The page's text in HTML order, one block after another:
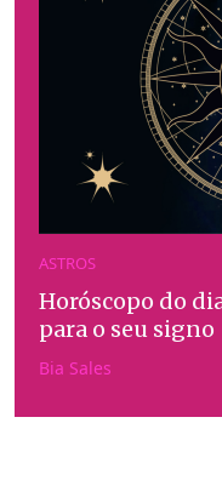
ASTROS
Horóscopo do
para o seu signo
Bia Sales